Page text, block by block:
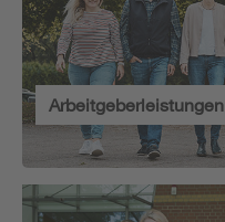
Arbeitgeberleistungen